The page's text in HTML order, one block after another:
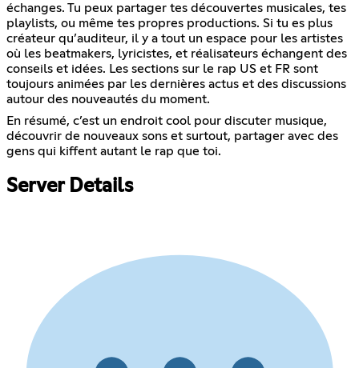
échanges. Tu peux partager tes découvertes musicales, tes
playlists, ou même tes propres productions. Si tu es plus
créateur qu’auditeur, il y a tout un espace pour les artistes
où les beatmakers, lyricistes, et réalisateurs échangent des
conseils et idées. Les sections sur le rap US et FR sont
toujours animées par les dernières actus et des discussions
autour des nouveautés du moment.
En résumé, c’est un endroit cool pour discuter musique,
découvrir de nouveaux sons et surtout, partager avec des
gens qui kiffent autant le rap que toi.
Server Details